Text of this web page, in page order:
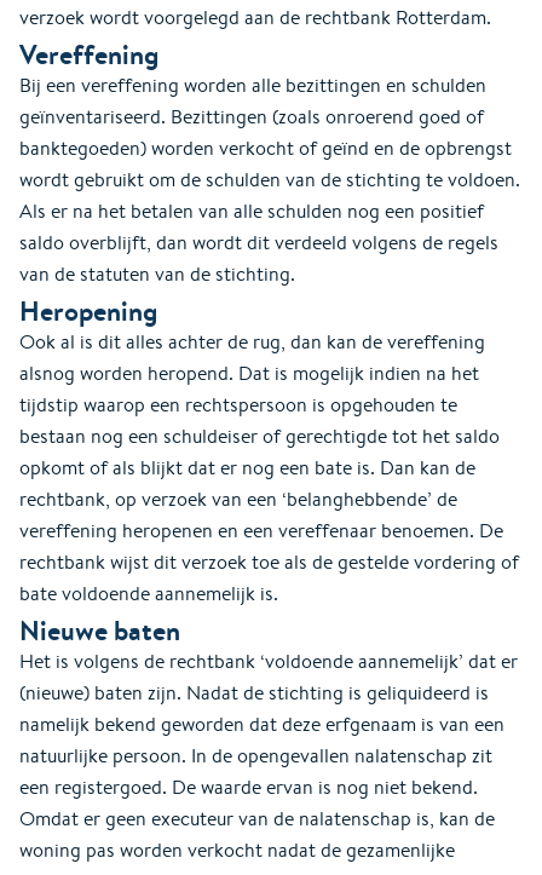
verzoek wordt voorgelegd aan de rechtbank Rotterdam.
Vereffening
Bij een vereffening worden alle bezittingen en schulden
geïnventariseerd. Bezittingen (zoals onroerend goed of
banktegoeden) worden verkocht of geïnd en de opbrengst
wordt gebruikt om de schulden van de stichting te voldoen.
Als er na het betalen van alle schulden nog een positief
saldo overblijft, dan wordt dit verdeeld volgens de regels
van de statuten van de stichting.
Heropening
Ook al is dit alles achter de rug, dan kan de vereffening
alsnog worden heropend. Dat is mogelijk indien na het
tijdstip waarop een rechtspersoon is opgehouden te
bestaan nog een schuldeiser of gerechtigde tot het saldo
opkomt of als blijkt dat er nog een bate is. Dan kan de
rechtbank, op verzoek van een ‘belanghebbende’ de
vereffening heropenen en een vereffenaar benoemen. De
rechtbank wijst dit verzoek toe als de gestelde vordering of
bate voldoende aannemelijk is.
Nieuwe baten
Het is volgens de rechtbank ‘voldoende aannemelijk’ dat er
(nieuwe) baten zijn. Nadat de stichting is geliquideerd is
namelijk bekend geworden dat deze erfgenaam is van een
natuurlijke persoon. In de opengevallen nalatenschap zit
een registergoed. De waarde ervan is nog niet bekend.
Omdat er geen executeur van de nalatenschap is, kan de
woning pas worden verkocht nadat de gezamenlijke